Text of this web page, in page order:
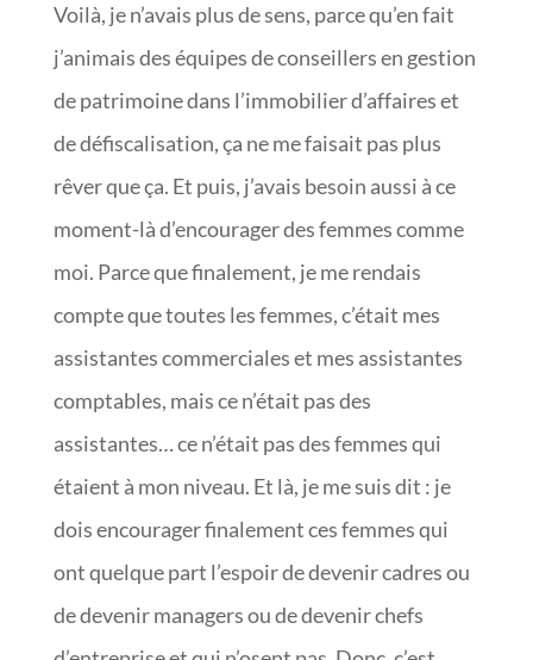
Voilà, je n’avais plus de sens, parce qu’en fait
j’animais des équipes de conseillers en gestion
de patrimoine dans l’immobilier d’affaires et
de défiscalisation, ça ne me faisait pas plus
rêver que ça. Et puis, j’avais besoin aussi à ce
moment-là d’encourager des femmes comme
moi. Parce que finalement, je me rendais
compte que toutes les femmes, c’était mes
assistantes commerciales et mes assistantes
comptables, mais ce n’était pas des
assistantes… ce n’était pas des femmes qui
étaient à mon niveau. Et là, je me suis dit : je
dois encourager finalement ces femmes qui
ont quelque part l’espoir de devenir cadres ou
de devenir managers ou de devenir chefs